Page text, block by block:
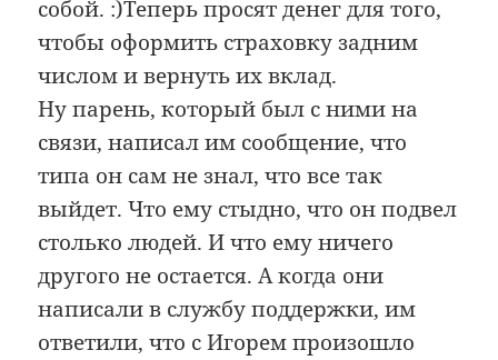
собой. :)Теперь просят денег для того,
чтобы оформить страховку задним
числом и вернуть их вклад.
Ну парень, который был с ними на
связи, написал им сообщение, что
типа он сам не знал, что все так
выйдет. Что ему стыдно, что он подвел
столько людей. И что ему ничего
другого не остается. А когда они
написали в службу поддержки, им
ответили, что с Игорем произошло